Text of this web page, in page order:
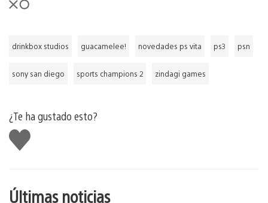
drinkbox studios guacamelee! novedades ps vita ps3 psn
sony san diego sports champions 2 zindagi games
¿Te ha gustado esto?
Me
gusta
Últimas noticias